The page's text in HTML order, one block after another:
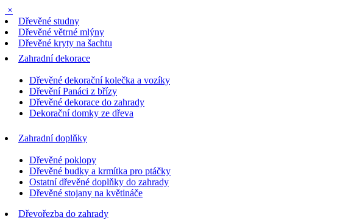
×
Dřevěné studny
Dřevěné větrné mlýny
Dřevěné kryty na šachtu
Zahradní dekorace
Dřevěné dekorační kolečka a vozíky
Dřevění Panáci z břízy
Dřevěné dekorace do zahrady
Dekorační domky ze dřeva
Zahradní doplňky
Dřevěné poklopy
Dřevěné budky a krmítka pro ptáčky
Ostatní dřevěné doplňky do zahrady
Dřevěné stojany na květináče
Dřevořezba do zahrady